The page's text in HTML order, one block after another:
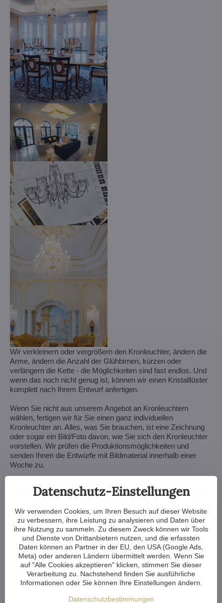
Wir verkleinern oder vergrößern den Kronleuchter, ändern die
Arme, ändern die Anzahl der Glühbirnen, kürzen oder
verlängern die Kette - die Möglichkeiten sind fast endlos. Und
wenn das noch nicht genug ist, können wir einen Kristalllüster
komplett nach Ihrem Entwurf anfertigen.
Wenn Sie nicht aus unserem Angebot an Kronleuchtern
wählen, fertigen wir für Sie einen ganz individuellen
Kronleuchter an. Alles, was Sie brauchen, ist eine Zeichnung
oder sogar ein Bild/Foto davon, wie Sie sich den Kronleuchter
vorstellen. Wir prüfen die Produktionsmöglichkeiten und
senden Ihnen die Entwürfe mit Bildmaterial innerhalb einer
Woche zu.
Wochen durchführen, während komplexere Änderungen oder
Anspruch nehmen. Wenn Ihr Bau oder Ihre Renovierung
länger dauert, ist das kein Problem - wir halten den
Kronleuchter gerne in unserem Lager für Sie bereit.
Möchten Sie einen maßgeschneiderten
Kristallkronleuchter? Oder nur eine
Beratung?
Sie sind Architekt, Designer oder auf der Suche nach einem
Datenschutz-Einstellungen
Wir verwenden Cookies, um Ihren Besuch auf dieser Website
zu verbessern, ihre Leistung zu analysieren und Daten über
ihre Nutzung zu sammeln. Zu diesem Zweck können wir Tools
und Dienste von Drittanbietern nutzen, und die erfassten
Daten können an Partner in der EU, den USA (Google Ads,
Meta) oder anderen Ländern übermittelt werden. Wenn Sie
auf "Alle Cookies akzeptieren" klicken, stimmen Sie dieser
Verarbeitung zu. Nachstehend finden Sie ausführliche
Informationen oder Sie können Ihre Einstellungen ändern.
Datenschutzbestimmungen